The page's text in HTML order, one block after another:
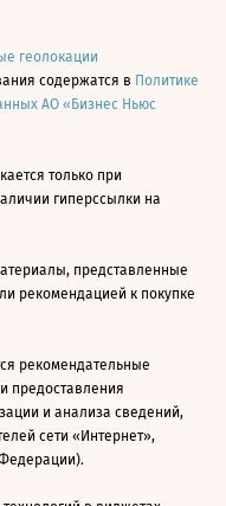
геолокации
содержатся в Политике
АО «Бизнес Ньюс
только при
гиперссылки на
представленные
рекомендацией к покупке
рекомендательные
предоставления
и анализа сведений,
сети «Интернет»,